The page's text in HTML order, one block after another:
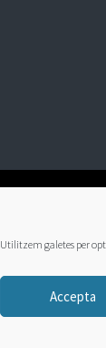
Utilitzem galetes per
Accepta